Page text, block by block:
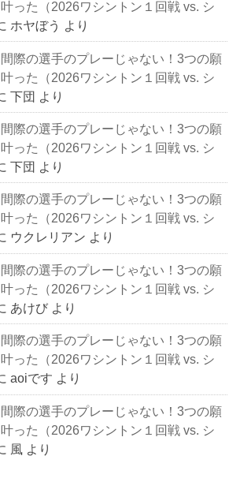
った（2026ワシントン１回戦 vs. シ
ホヤぼう より
間際の選手のプレーじゃない！3つの願
った（2026ワシントン１回戦 vs. シ
下団 より
間際の選手のプレーじゃない！3つの願
った（2026ワシントン１回戦 vs. シ
下団 より
間際の選手のプレーじゃない！3つの願
った（2026ワシントン１回戦 vs. シ
ウクレリアン より
間際の選手のプレーじゃない！3つの願
った（2026ワシントン１回戦 vs. シ
あけび より
間際の選手のプレーじゃない！3つの願
った（2026ワシントン１回戦 vs. シ
aoiです より
間際の選手のプレーじゃない！3つの願
った（2026ワシントン１回戦 vs. シ
風 より